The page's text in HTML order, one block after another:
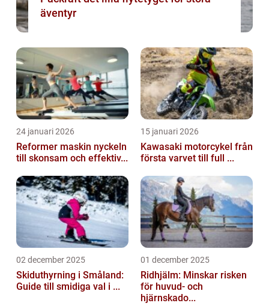
äventyr
24 januari 2026
Reformer maskin nyckeln
till skonsam och effektiv...
15 januari 2026
Kawasaki motorcykel från
första varvet till full ...
02 december 2025
Skiduthyrning i Småland:
Guide till smidiga val i ...
01 december 2025
Ridhjälm: Minskar risken
för huvud- och
hjärnskado...